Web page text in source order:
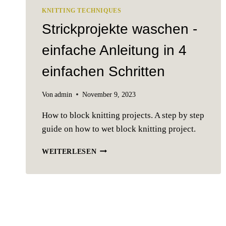
KNITTING TECHNIQUES
Strickprojekte waschen -
einfache Anleitung in 4
einfachen Schritten
Von admin November 9, 2023
How to block knitting projects. A step by step
guide on how to wet block knitting project.
WEITERLESENSTRICKPROJEKTE